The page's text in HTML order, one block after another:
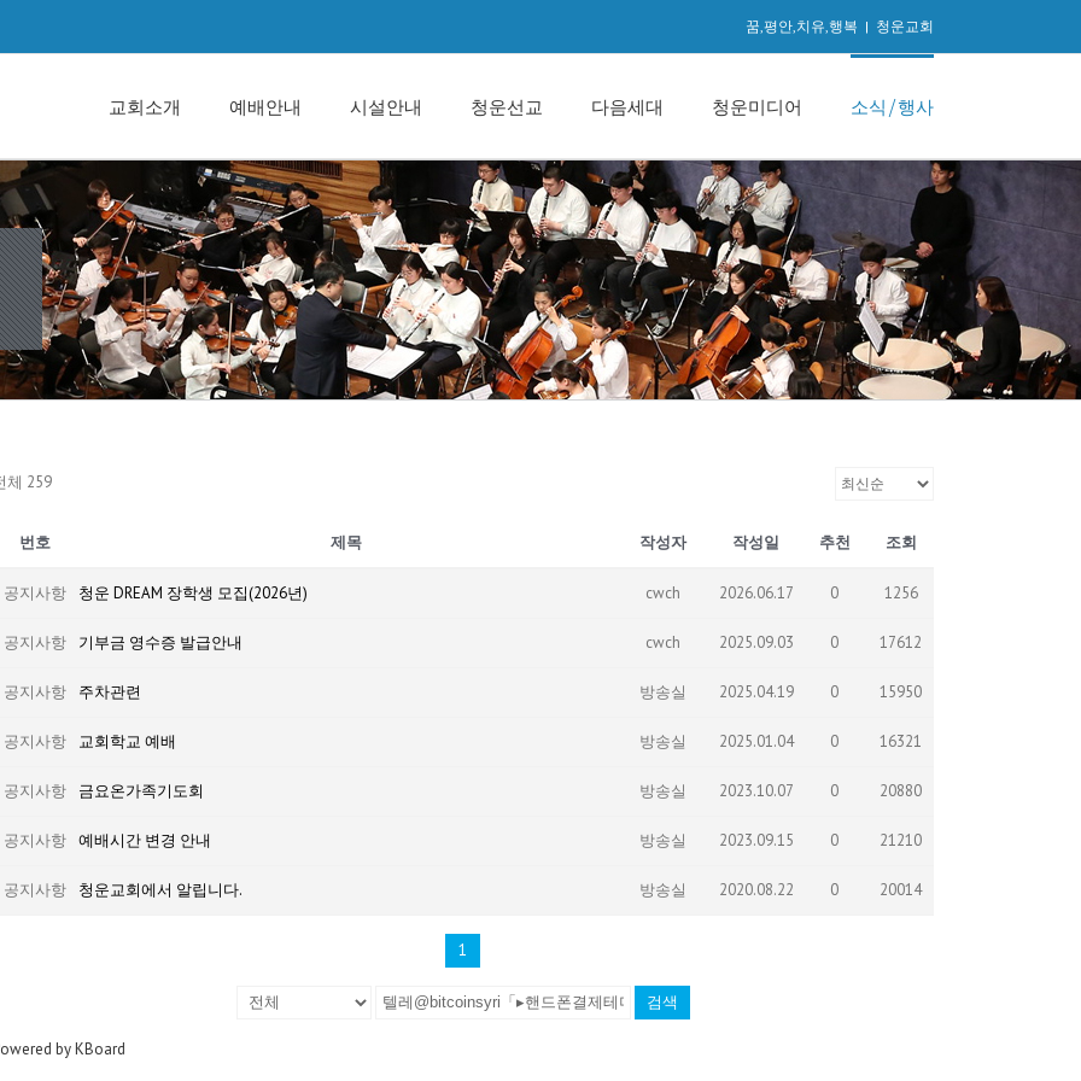
꿈,평안,치유,행복 | 청운교회
교회소개 예배안내 시설안내 청운선교 다음세대 청운미디어 소식/행사
체 259
번호 제목 작성자 작성일 추천 조회
공지사항 청운 DREAM 장학생 모집(2026년) cwch 2026.06.17 0 1256
공지사항 기부금 영수증 발급안내 cwch 2025.09.03 0 17612
공지사항 주차관련 방송실 2025.04.19 0 15950
공지사항 교회학교 예배 방송실 2025.01.04 0 16321
공지사항 금요온가족기도회 방송실 2023.10.07 0 20880
공지사항 예배시간 변경 안내 방송실 2023.09.15 0 21210
공지사항 청운교회에서 알립니다. 방송실 2020.08.22 0 20014
1
검색
by KBoard